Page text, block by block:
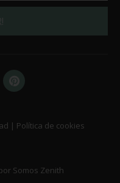
| Política de cookies
Somos Zenith